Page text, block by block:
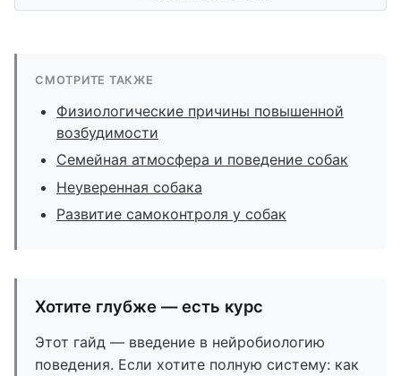
СМОТРИТЕ ТАКЖЕ
Физиологические причины повышенной
возбудимости
Семейная атмосфера и поведение собак
Неуверенная собака
Развитие самоконтроля у собак
Хотите глубже — есть курс
Этот гайд — введение в нейробиологию
поведения. Если хотите полную систему: как